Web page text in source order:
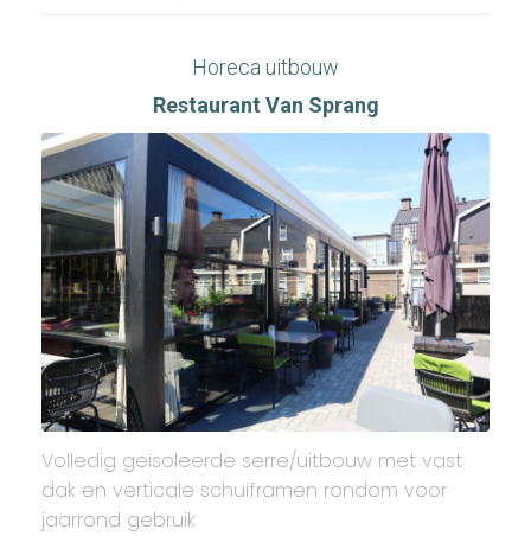
Horeca uitbouw
Restaurant Van Sprang
Volledig geïsoleerde serre/uitbouw met vast
dak en verticale schuiframen rondom voor
jaarrond gebruik